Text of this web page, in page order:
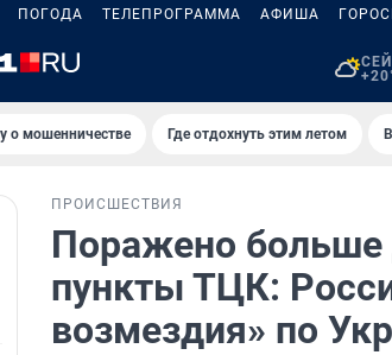
ПОГОДА ТЕЛЕПРОГРАММА АФИША
о мошенничестве Где отдохнуть этим летом
ПРОИСШЕСТВИЯ
Поражено больше
пункты ТЦК:
возмездия» по